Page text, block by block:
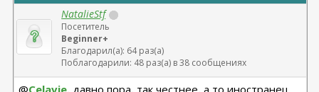
NatalieStf
Посетитель
Beginner+
Благодарил(а): 64 раз(а)
Поблагодарили: 48 раз(а) в 38 сообщениях
@Celavie, давно пора, так честнее, а то иностранец